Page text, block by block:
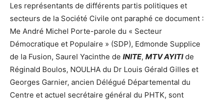
Les représentants de différents partis politiques et
secteurs de la Société Civile ont paraphé ce document :
Me André Michel Porte-parole du « Secteur
Démocratique et Populaire » (SDP), Edmonde Supplice
de la Fusion, Saurel Yacinthe de INITE, MTV AYITIde
Réginald Boulos, NOULHA du Dr Louis Gérald Gilles et
Georges Garnier, ancien Délégué Départemental du
Centre et actuel secrétaire général du PHTK, sont